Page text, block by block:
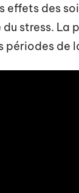
effets des
stress. La
périodes de